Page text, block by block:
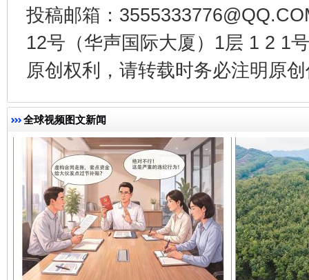
投稿邮箱：
12号（华声国际大厦）1层 1 2 1
原创权利，请转载时务必注明原
全球视频图文新闻
千年窑火 生生不息 一
揭开“小金库”的免责幌子